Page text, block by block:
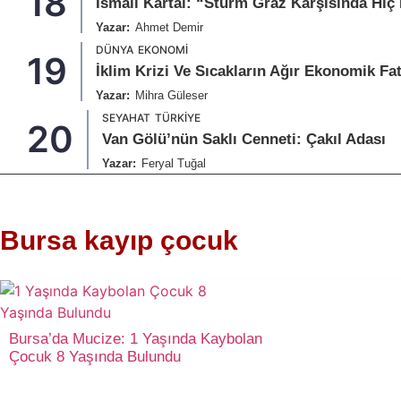
Yazar: Ahmet Demir
19 DÜNYA EKONOMI
İklim Krizi Ve Sıcakların Ağır Ekonomik
Yazar: Mihra Güleser
20 SEYAHAT TÜRKIYE
Van Gölü’nün Saklı Cenneti: Çakıl Adası
Yazar: Feryal Tuğal
Bursa kayıp çocuk
Bursa’da Mucize: 1 Yaşında Kaybolan
Çocuk 8 Yaşında Bulundu